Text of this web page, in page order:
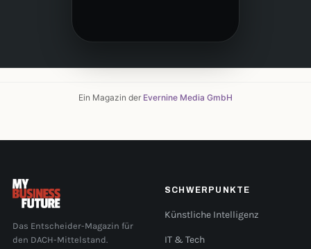
Ein Magazin der Evernine Media GmbH
Das Entscheider-Magazin für
den DACH-Mittelstand.
SCHWERPUNKTE
Künstliche Intelligenz
IT & Tech